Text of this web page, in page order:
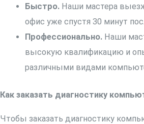
Быстро. Наши мастера
офис уже спустя 30 минут
Профессионально. Наши
высокую квалификацию и
различными видами
Как заказать диагностику
Чтобы заказать диагностику